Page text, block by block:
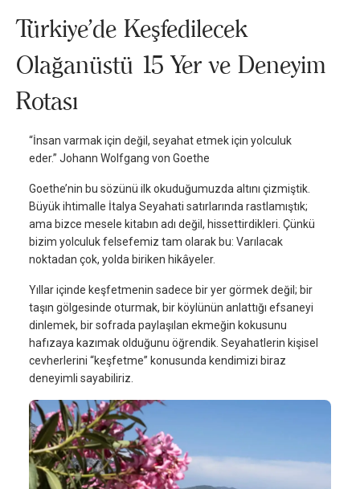
Türkiye’de Keşfedilecek
Olağanüstü 15 Yer ve Deneyim
Rotası
“İnsan varmak için değil, seyahat etmek için yolculuk
eder.” Johann Wolfgang von Goethe
Goethe’nin bu sözünü ilk okuduğumuzda altını çizmiştik.
Büyük ihtimalle İtalya Seyahati satırlarında rastlamıştık;
ama bizce mesele kitabın adı değil, hissettirdikleri. Çünkü
bizim yolculuk felsefemiz tam olarak bu: Varılacak
noktadan çok, yolda biriken hikâyeler.
Yıllar içinde keşfetmenin sadece bir yer görmek değil; bir
taşın gölgesinde oturmak, bir köylünün anlattığı efsaneyi
dinlemek, bir sofrada paylaşılan ekmeğin kokusunu
hafızaya kazımak olduğunu öğrendik. Seyahatlerin kişisel
cevherlerini “keşfetme” konusunda kendimizi biraz
deneyimli sayabiliriz.